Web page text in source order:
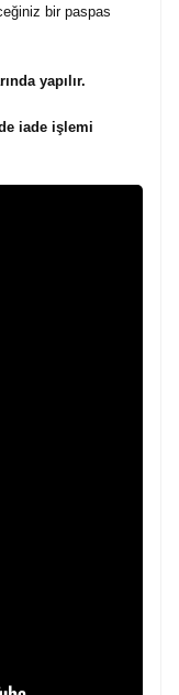
bir paspas
yapılır.
iade işlemi